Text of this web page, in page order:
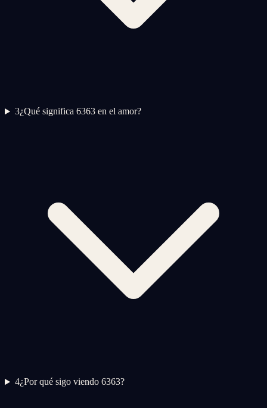
3¿Qué significa 6363 en el amor?
4¿Por qué sigo viendo 6363?